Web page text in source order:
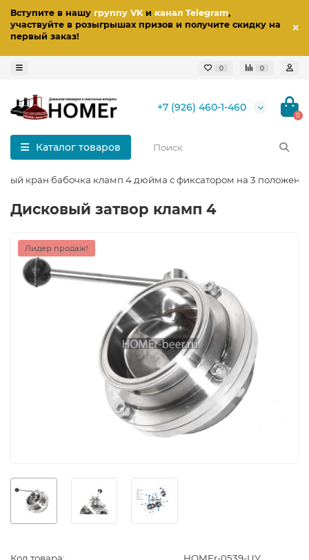
Вступите в нашу группу VKи канал Telegram,
участвуйте в розыгрышах призов и получите скидку на
первый заказ!
0 0
+7 (926) 460-1-460
0
Каталог товаров
кран бабочка кламп 4 дюйма с фиксатором на 3
Дисковый затвор кламп 4
Лидер продаж!